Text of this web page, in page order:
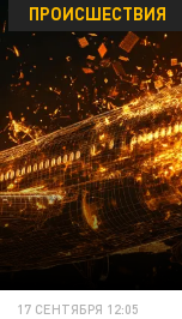
ПРОИСШЕСТВИЯ
17 СЕНТЯБРЯ 12:05